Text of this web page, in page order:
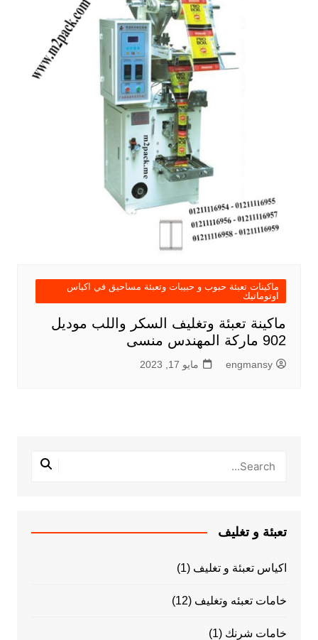
ماكينات تعبئة حبوب و حبيبات وتعبئة مساحيق في اكياس
اوتوماتيك
ماكينة تعبئة وتغليف السكر واللب موديل
902 ماركة المهندس منسى
engmansy مايو 17, 2023
تعبئة و تغليف
اكياس تعبئة و تغليف (1)
خامات تعبئه وتغليف (12)
خامات شرنك (1)